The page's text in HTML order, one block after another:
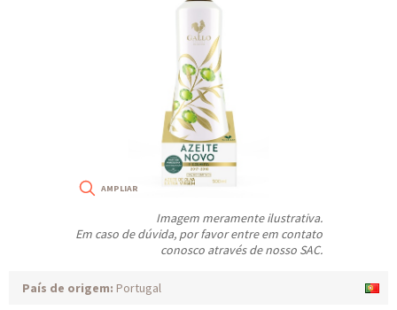
Imagem meramente ilustrativa.
Em caso de dúvida, por favor entre em contato
conosco através de nosso SAC.
País de origem: Portugal